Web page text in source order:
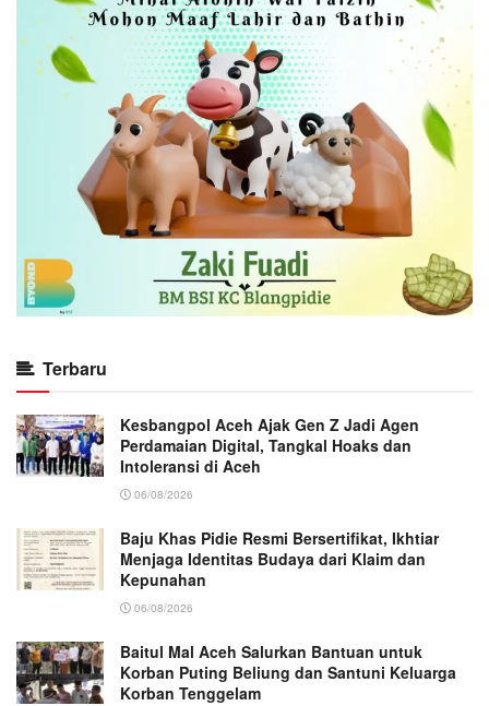
Terbaru
Kesbangpol Aceh Ajak Gen Z Jadi Agen
Perdamaian Digital, Tangkal Hoaks dan
Intoleransi di Aceh
06/08/2026
Baju Khas Pidie Resmi Bersertifikat, Ikhtiar
Menjaga Identitas Budaya dari Klaim dan
Kepunahan
06/08/2026
Baitul Mal Aceh Salurkan Bantuan untuk
Korban Puting Beliung dan Santuni Keluarga
Korban Tenggelam